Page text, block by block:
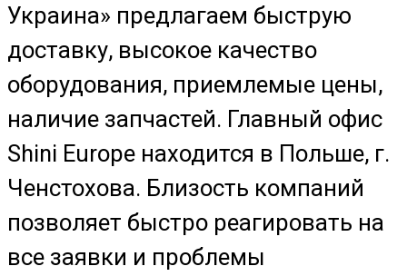
Украина» предлагаем быструю
доставку, высокое качество
оборудования, приемлемые цены,
наличие запчастей. Главный офис
Shini Europe находится в Польше, г.
Ченстохова. Близость компаний
позволяет быстро реагировать на
все заявки и проблемы